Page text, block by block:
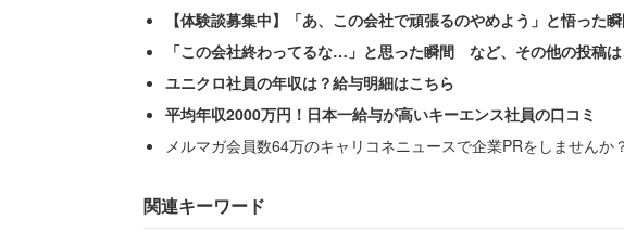
【体験談募集中】「あ、この会社で頑張るのやめよう」と悟った
「この会社終わってるな…」と思った瞬間 など、その他の投稿
ユニクロ社員の年収は？給与明細はこちら
平均年収2000万円！日本一給与が高いキーエンス社員の口コミ
メルマガ会員数64万のキャリコネニュースで企業PRをしませんか
関連キーワード